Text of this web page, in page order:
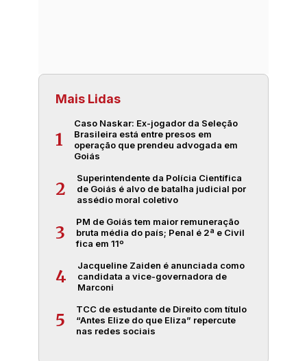
Mais Lidas
1
Caso Naskar: Ex-jogador da Seleção
Brasileira está entre presos em
operação que prendeu advogada em
Goiás
2
Superintendente da Polícia Científica
de Goiás é alvo de batalha judicial por
assédio moral coletivo
3
PM de Goiás tem maior remuneração
bruta média do país; Penal é 2ª e Civil
fica em 11º
4
Jacqueline Zaiden é anunciada como
candidata a vice-governadora de
Marconi
5
TCC de estudante de Direito com título
“Antes Elize do que Eliza” repercute
nas redes sociais